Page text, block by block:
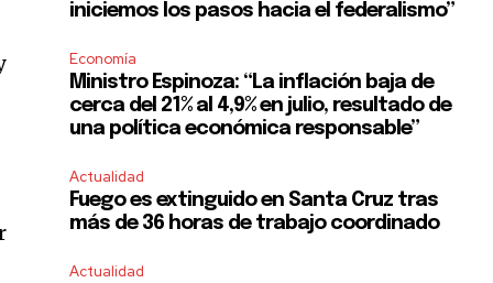
iniciemos los pasos hacia el federalismo”
Economía
Ministro Espinoza: “La inflación baja de
cerca del 21% al 4,9% en julio, resultado de
una política económica responsable”
Actualidad
Fuego es extinguido en Santa Cruz tras
más de 36 horas de trabajo coordinado
Actualidad